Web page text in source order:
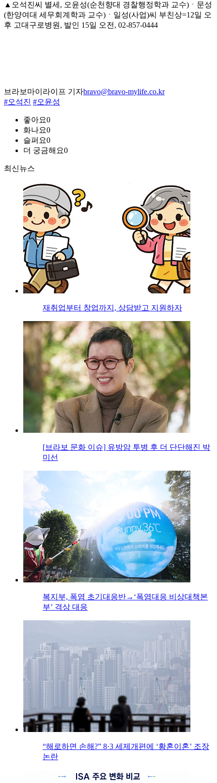
▲오석진씨 별세, 오윤성(순천향대 경찰행정학과 교수)ㆍ문성
(한양여대 세무회계학과 교수)ㆍ일성(사업)씨 부친상=12일 오
후 고대구로병원, 발인 15일 오전, 02-857-0444
브라보마이라이프 기자bravo@bravo-mylife.co.kr
#오석진 #오윤성
좋아요0
화나요0
슬퍼요0
더 궁금해요0
최신뉴스
재취업부터 창업까지, 상담받고 지원하자
[브라보 문화 이슈] 유방암 투병 후 더 단단해진 박
미선
복지부, 폭염 초기대응반→‘폭염대응 비상대책본
부’ 격상 대응
“해로하면 손해?” 8·3 세제개편에 ‘황혼이혼’ 조장
논란